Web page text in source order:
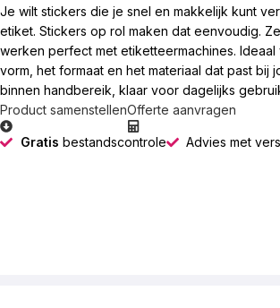
Je wilt stickers die je snel en makkelijk kunt
etiket. Stickers op rol maken dat eenvoudig.
werken perfect met etiketteermachines.
vorm, het formaat en het materiaal dat past
binnen handbereik, klaar voor dagelijks
Product samenstellenOfferte aanvragen
Gratis bestandscontrole Advies met